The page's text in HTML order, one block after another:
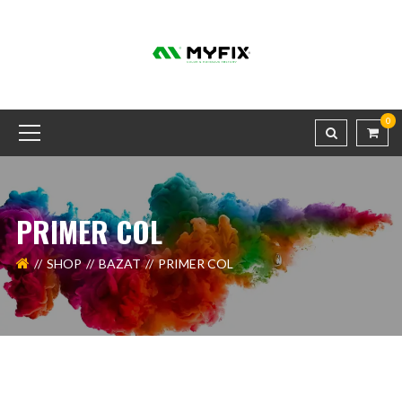
0
PRIMER COL
SHOP BAZAT PRIMER COL